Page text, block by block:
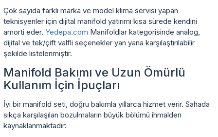
Çok sayıda farklı marka ve model klima servisi yapan
teknisyenler için dijital manifold yatırımı kısa sürede kendini
amorti eder. Yedepa.com Manifoldlar kategorisinde analog,
dijital ve tek/çift valfli seçenekler yan yana karşılaştırılabilir
şekilde listelenmiştir.
Manifold Bakımı ve Uzun Ömürlü
Kullanım İçin İpuçları
İyi bir manifold seti, doğru bakımla yıllarca hizmet verir. Sahada
sıkça karşılaşılan bozulmaların büyük bölümü ihmalden
kaynaklanmaktadır: